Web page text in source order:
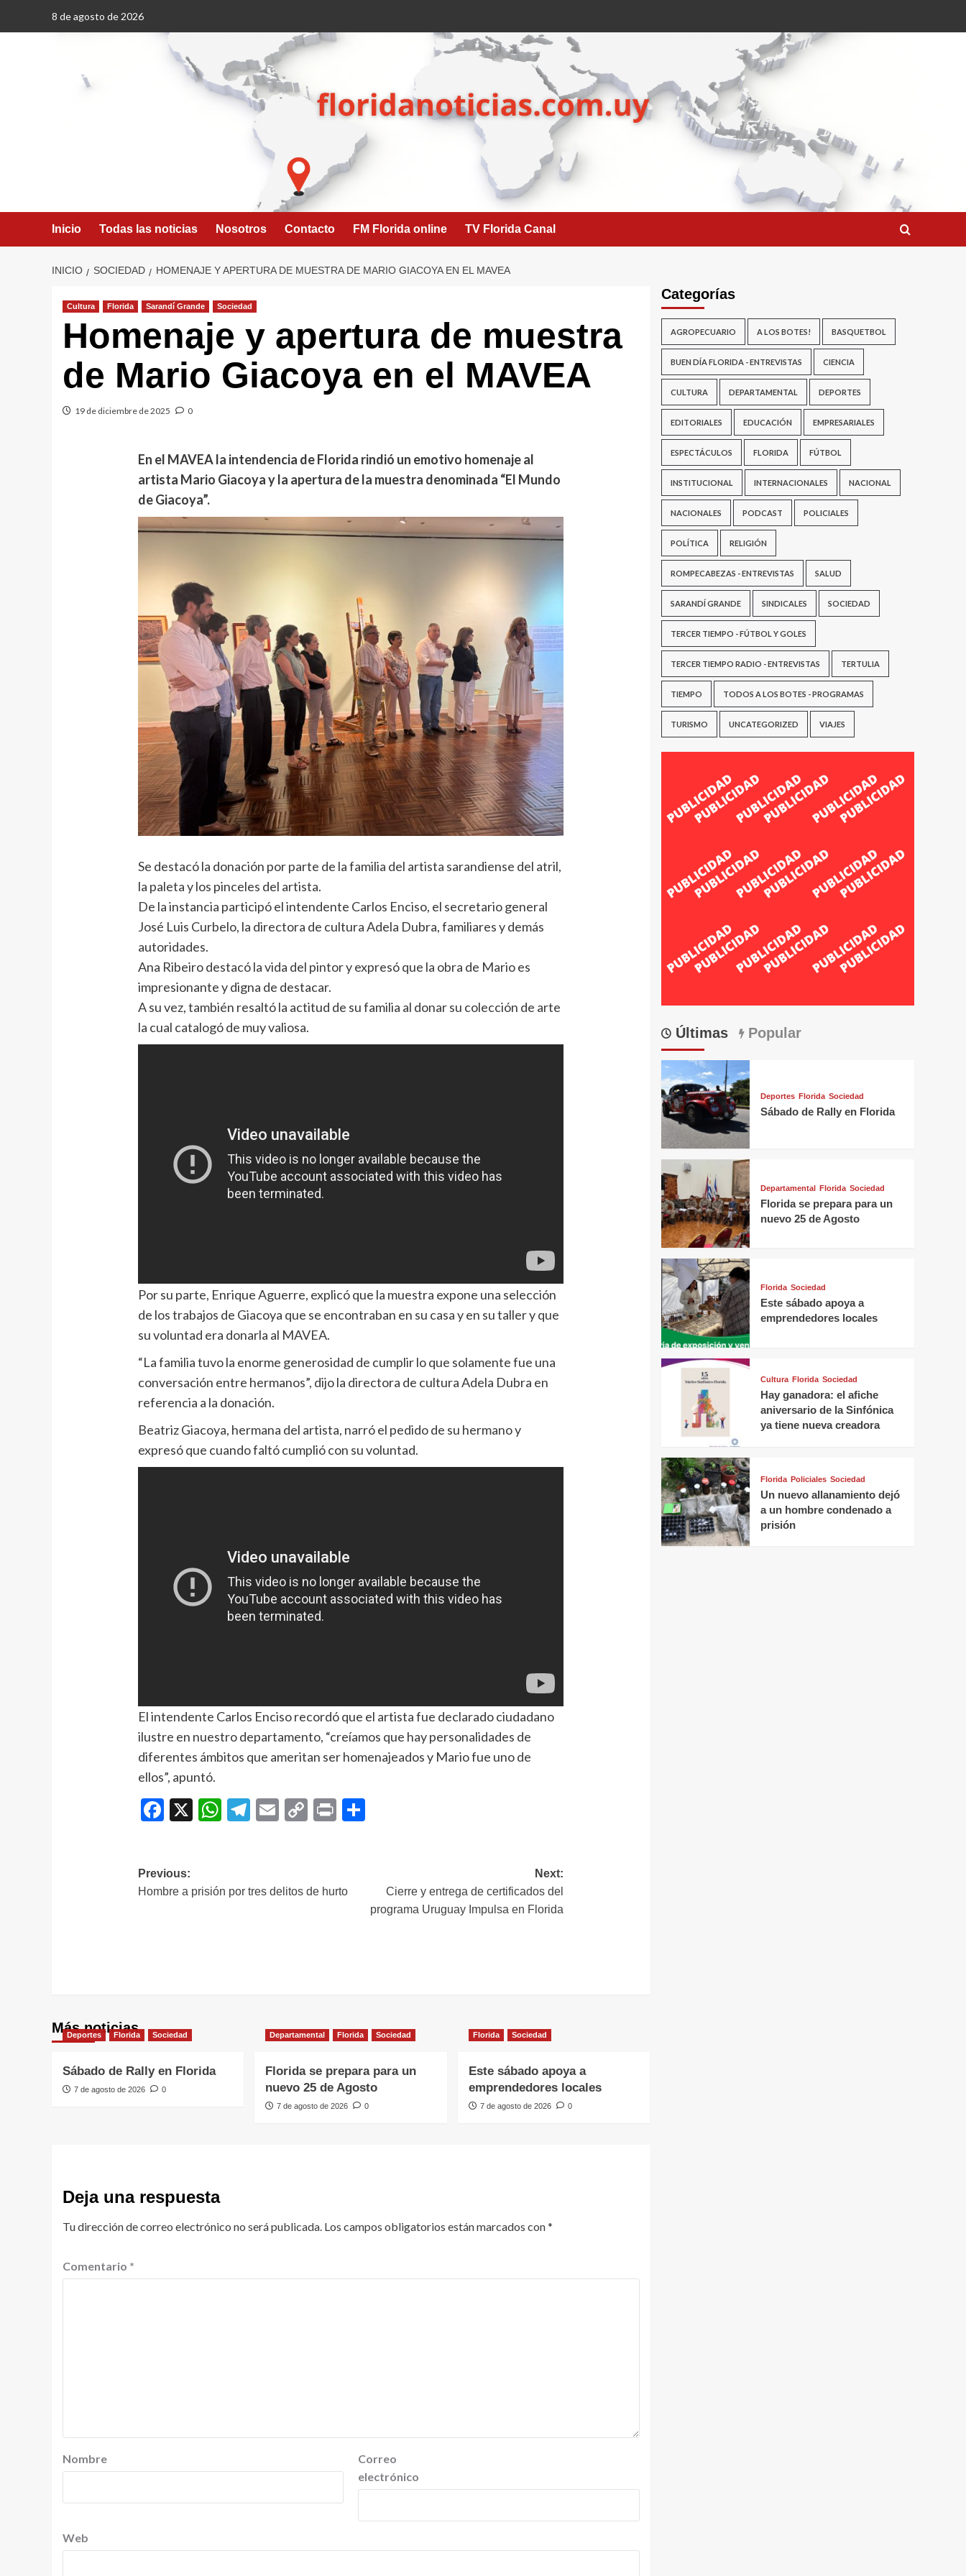
8 de agosto de 2026
Inicio Todas las noticias Nosotros Contacto FM Florida online TV Florida Canal
INICIO SOCIEDAD HOMENAJE Y APERTURA DE MUESTRA DE MARIO GIACOYA EN EL MAVEA
Cultura Florida Sarandí Grande Sociedad
Homenaje y apertura de muestra
de Mario Giacoya en el MAVEA
19 de diciembre de 2025 0
En el MAVEA la intendencia de Florida rindió un emotivo homenaje al
artista Mario Giacoya y la apertura de la muestra denominada “El Mundo
de Giacoya”.
Se destacó la donación por parte de la familia del artista sarandiense del atril,
la paleta y los pinceles del artista.
De la instancia participó el intendente Carlos Enciso, el secretario general
José Luis Curbelo, la directora de cultura Adela Dubra, familiares y demás
autoridades.
Ana Ribeiro destacó la vida del pintor y expresó que la obra de Mario es
impresionante y digna de destacar.
A su vez, también resaltó la actitud de su familia al donar su colección de arte
la cual catalogó de muy valiosa.
Por su parte, Enrique Aguerre, explicó que la muestra expone una selección
de los trabajos de Giacoya que se encontraban en su casa y en su taller y que
su voluntad era donarla al MAVEA.
“La familia tuvo la enorme generosidad de cumplir lo que solamente fue una
conversación entre hermanos”, dijo la directora de cultura Adela Dubra en
referencia a la donación.
Beatriz Giacoya, hermana del artista, narró el pedido de su hermano y
expresó que cuando faltó cumplió con su voluntad.
El intendente Carlos Enciso recordó que el artista fue declarado ciudadano
ilustre en nuestro departamento, “creíamos que hay personalidades de
diferentes ámbitos que ameritan ser homenajeados y Mario fue uno de
ellos”, apuntó.
Facebook
X WhatsApp
Telegram
EmailCopyPrint
Navegación
de
Previous:
Hombre a prisión por tres delitos de hurto
Next:
Cierre y entrega de certificados del
programa Uruguay Impulsa en Florida
Más noticias
Deportes Florida Sociedad
Sábado de Rally en Florida
7 de agosto de 2026 0
Departamental Florida Sociedad
Florida se prepara para un
nuevo 25 de Agosto
7 de agosto de 2026 0
Florida Sociedad
Este sábado apoya a
emprendedores locales
7 de agosto de 2026 0
Deja una respuesta
Tu dirección de correo electrónico no será publicada. Los campos obligatorios están marcados con*
Comentario *
Nombre
Correo
electrónico
Web
Categorías
AGROPECUARIO A LOS BOTES! BASQUETBOL
BUEN DÍA FLORIDA - ENTREVISTAS CIENCIA
CULTURA DEPARTAMENTAL DEPORTES
EDITORIALES EDUCACIÓN EMPRESARIALES
ESPECTÁCULOS FLORIDA FÚTBOL
INSTITUCIONAL INTERNACIONALES NACIONAL
NACIONALES PODCAST POLICIALES
POLÍTICA RELIGIÓN
ROMPECABEZAS - ENTREVISTAS SALUD
SARANDÍ GRANDE SINDICALES SOCIEDAD
TERCER TIEMPO - FÚTBOL Y GOLES
TERCER TIEMPO RADIO - ENTREVISTAS TERTULIA
TIEMPO TODOS A LOS BOTES - PROGRAMAS
TURISMO UNCATEGORIZED VIAJES
Últimas Popular
Deportes Florida Sociedad
Sábado de Rally en Florida
Departamental Florida Sociedad
Florida se prepara para un
nuevo 25 de Agosto
Florida Sociedad
Este sábado apoya a
emprendedores locales
Cultura Florida Sociedad
Hay ganadora: el afiche
aniversario de la Sinfónica
ya tiene nueva creadora
Florida Policiales Sociedad
Un nuevo allanamiento dejó
a un hombre condenado a
prisión